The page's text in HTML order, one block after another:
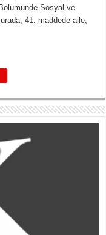
Sosyal ve
41. maddede aile,